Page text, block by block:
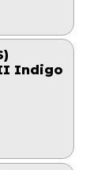
Indigo